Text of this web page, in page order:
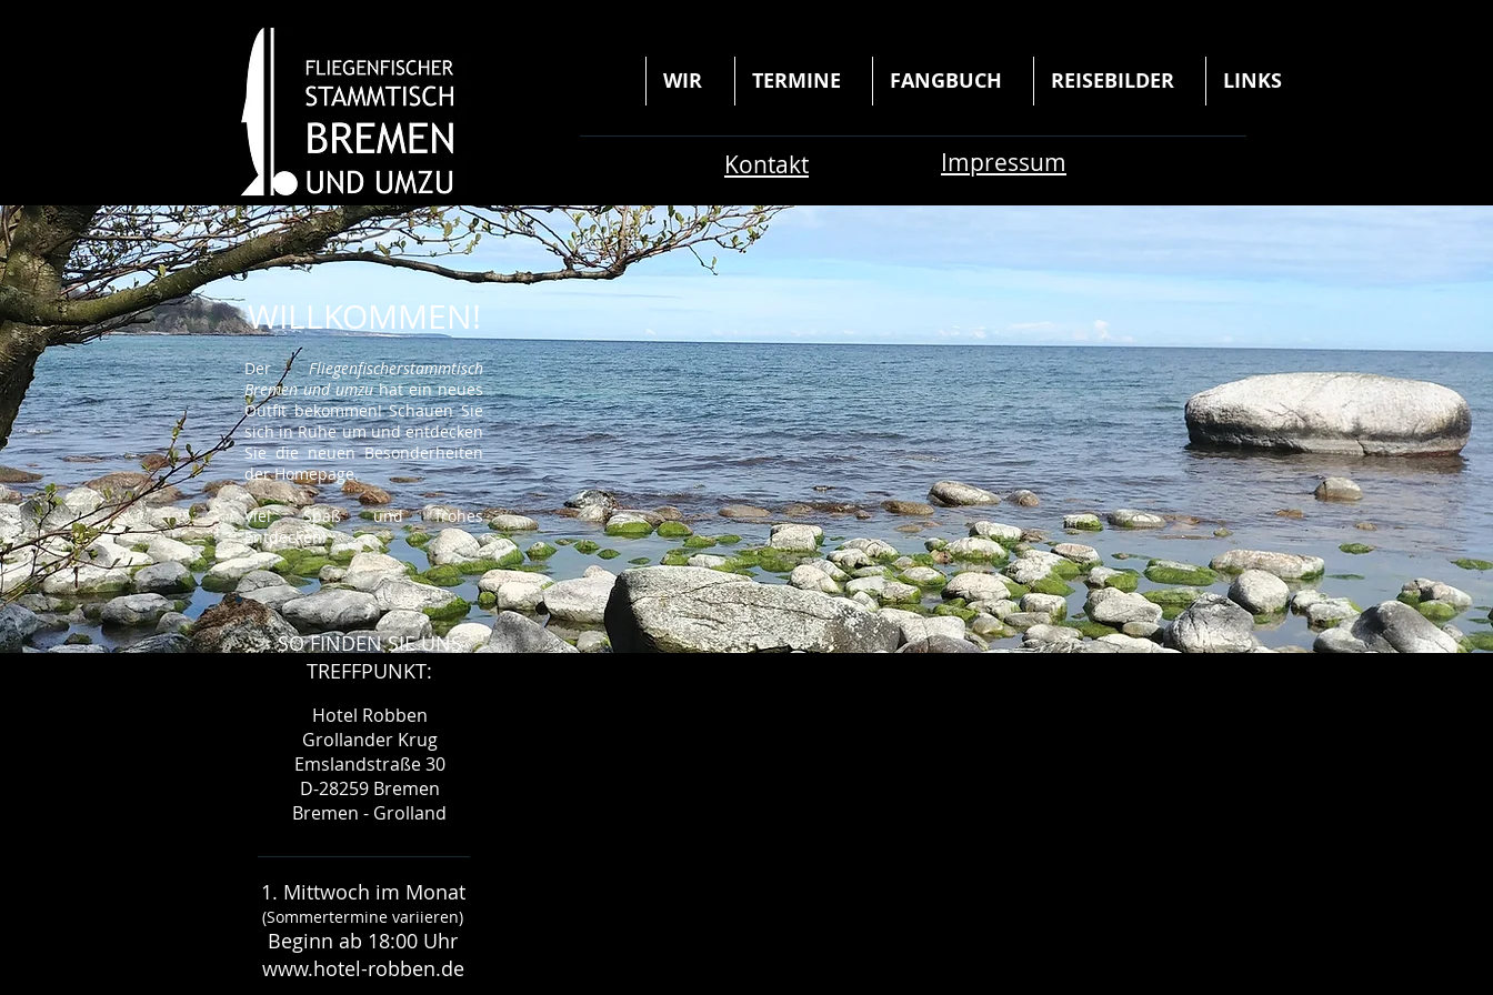
WIR TERMINE FANGBUCH REISEBILDER LINKS
Kontakt Impressum
WILLKOMMEN!
DerFliegenfischerstammtisch
Bremen und umzuhat ein neues
Outfit bekommen! Schauen Sie
sich in Ruhe um und entdecken
Sie die neuen Besonderheiten
der Homepage.
Viel Spaß und frohes
Entdecken!
SO FINDEN SIE UNS
TREFFPUNKT:
Hotel Robben
Grollander Krug
Emslandstraße 30
D-28259 Bremen
Bremen - Grolland
1. Mittwoch im Monat
(Sommertermine variieren)
Beginn ab 18:00 Uhr
www.hotel-robben.de